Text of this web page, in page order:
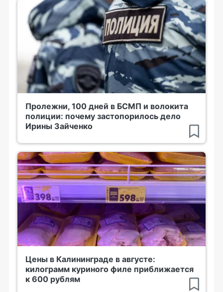
Пролежни, 100 дней в БСМП и волокита
полиции: почему застопорилось дело
Ирины Зайченко
Цены в Калининграде в августе:
килограмм куриного филе приближается
к 600 рублям